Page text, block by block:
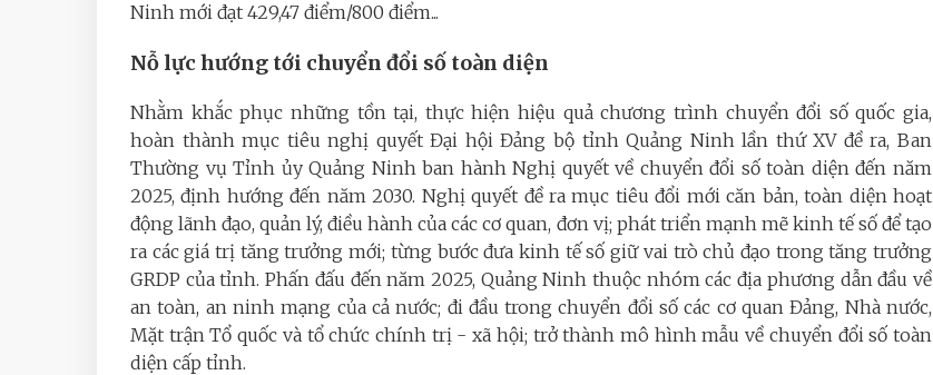
Ninh mới đạt 429,47 điểm/800 điểm...
Nỗ lực hướng tới chuyển đổi số toàn diện
Nhằm khắc phục những tồn tại, thực hiện hiệu quả chương trình chuyển đổi số quốc gia,
hoàn thành mục tiêu nghị quyết Đại hội Đảng bộ tỉnh Quảng Ninh lần thứ XV đề ra, Ban
Thường vụ Tỉnh ủy Quảng Ninh ban hành Nghị quyết về chuyển đổi số toàn diện đến năm
2025, định hướng đến năm 2030. Nghị quyết đề ra mục tiêu đổi mới căn bản, toàn diện hoạt
động lãnh đạo, quản lý, điều hành của các cơ quan, đơn vị; phát triển mạnh mẽ kinh tế số để tạo
ra các giá trị tăng trưởng mới; từng bước đưa kinh tế số giữ vai trò chủ đạo trong tăng trưởng
GRDP của tỉnh. Phấn đấu đến năm 2025, Quảng Ninh thuộc nhóm các địa phương dẫn đầu về
an toàn, an ninh mạng của cả nước; đi đầu trong chuyển đổi số các cơ quan Đảng, Nhà nước,
Mặt trận Tổ quốc và tổ chức chính trị - xã hội; trở thành mô hình mẫu về chuyển đổi số toàn
diện cấp tỉnh.